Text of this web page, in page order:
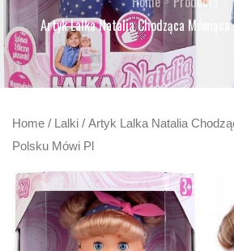
Artyk Lalka Natalia Chodząca
Home / Lalki / Artyk Lalka Natalia
Polsku Mówi Pl